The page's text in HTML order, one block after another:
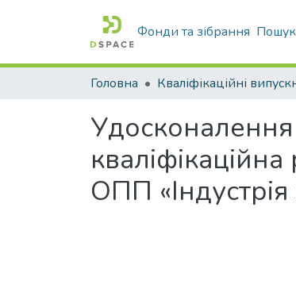
Фонди та зібрання Пошук
Головна
Удосконалення
ОПП